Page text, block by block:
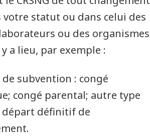
statut ou dans celui des
ou des organismes
a lieu, par exemple :
subvention : congé
congé parental; autre type
départ définitif de